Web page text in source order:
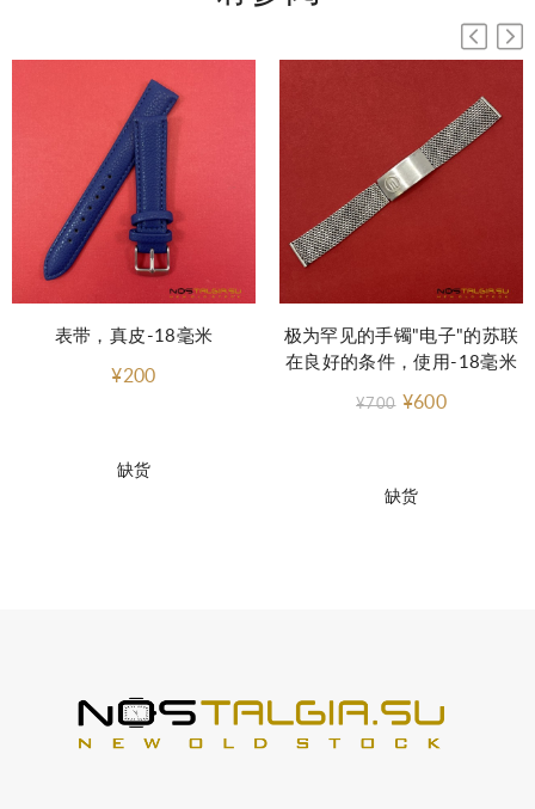
缺货
表带，真皮-18毫米
¥200
缺货
极为罕见的手镯"电子"的苏联
在良好的条件，使用-18毫米
¥700 ¥600